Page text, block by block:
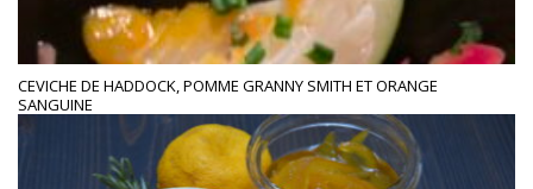
CEVICHE DE HADDOCK, POMME GRANNY SMITH ET ORANGE
SANGUINE